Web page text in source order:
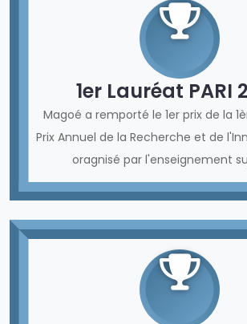
1er Lauréat PARI
Magoé a remporté le 1er prix de la
Prix Annuel de la Recherche et de
oragnisé par l'enseignement